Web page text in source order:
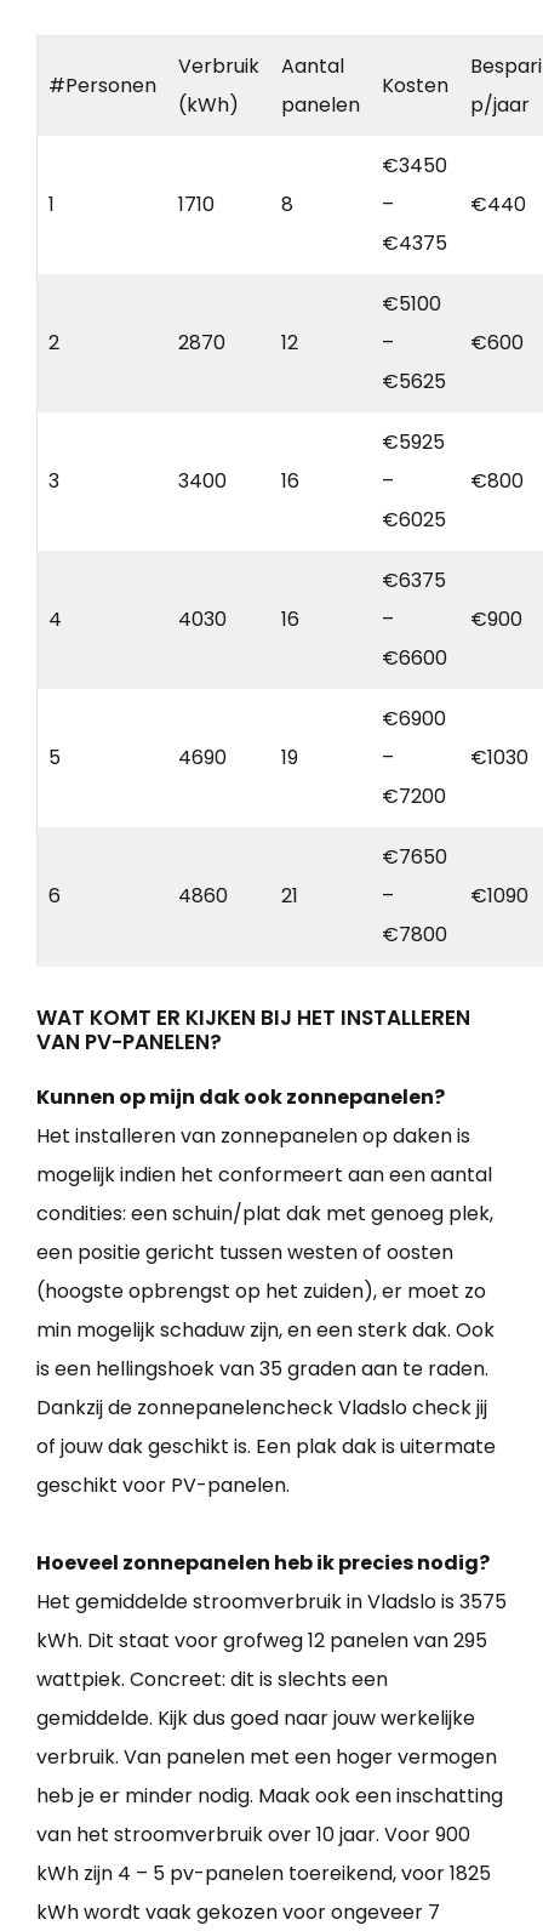
#Personen
Verbruik
(kWh)
Aantal
panelen
Kosten
p/jaar
1 1710 8
€3450
–
€4375
€440
2 2870 12
€5100
–
€5625
€600
3 3400 16
€5925
–
€6025
€800
4 4030 16
€6375
–
€6600
€900
5 4690 19
€6900
–
€7200
€1030
6 4860 21
€7650
–
€7800
€1090
WAT KOMT ER KIJKEN BIJ HET INSTALLEREN
VAN PV-PANELEN?
Kunnen op mijn dak ook zonnepanelen?
Het installeren van zonnepanelen op daken is
mogelijk indien het conformeert aan een aantal
condities: een schuin/plat dak met genoeg plek,
een positie gericht tussen westen of oosten
(hoogste opbrengst op het zuiden), er moet zo
min mogelijk schaduw zijn, en een sterk dak. Ook
is een hellingshoek van 35 graden aan te raden.
Dankzij de zonnepanelencheck Vladslo check jij
of jouw dak geschikt is. Een plak dak is uitermate
geschikt voor PV-panelen.
Hoeveel zonnepanelen heb ik precies nodig?
Het gemiddelde stroomverbruik in Vladslo is 3575
kWh. Dit staat voor grofweg 12 panelen van 295
wattpiek. Concreet: dit is slechts een
gemiddelde. Kijk dus goed naar jouw werkelijke
verbruik. Van panelen met een hoger vermogen
heb je er minder nodig. Maak ook een inschatting
van het stroomverbruik over 10 jaar. Voor 900
kWh zijn 4 – 5 pv-panelen toereikend, voor 1825
kWh wordt vaak gekozen voor ongeveer 7